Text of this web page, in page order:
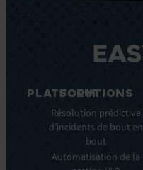
PLATFORM
Fonctionnalités
clés
clés
SOLUTIONS
Résolution prédictive
d’incidents de bout en
bout
Automatisation de la